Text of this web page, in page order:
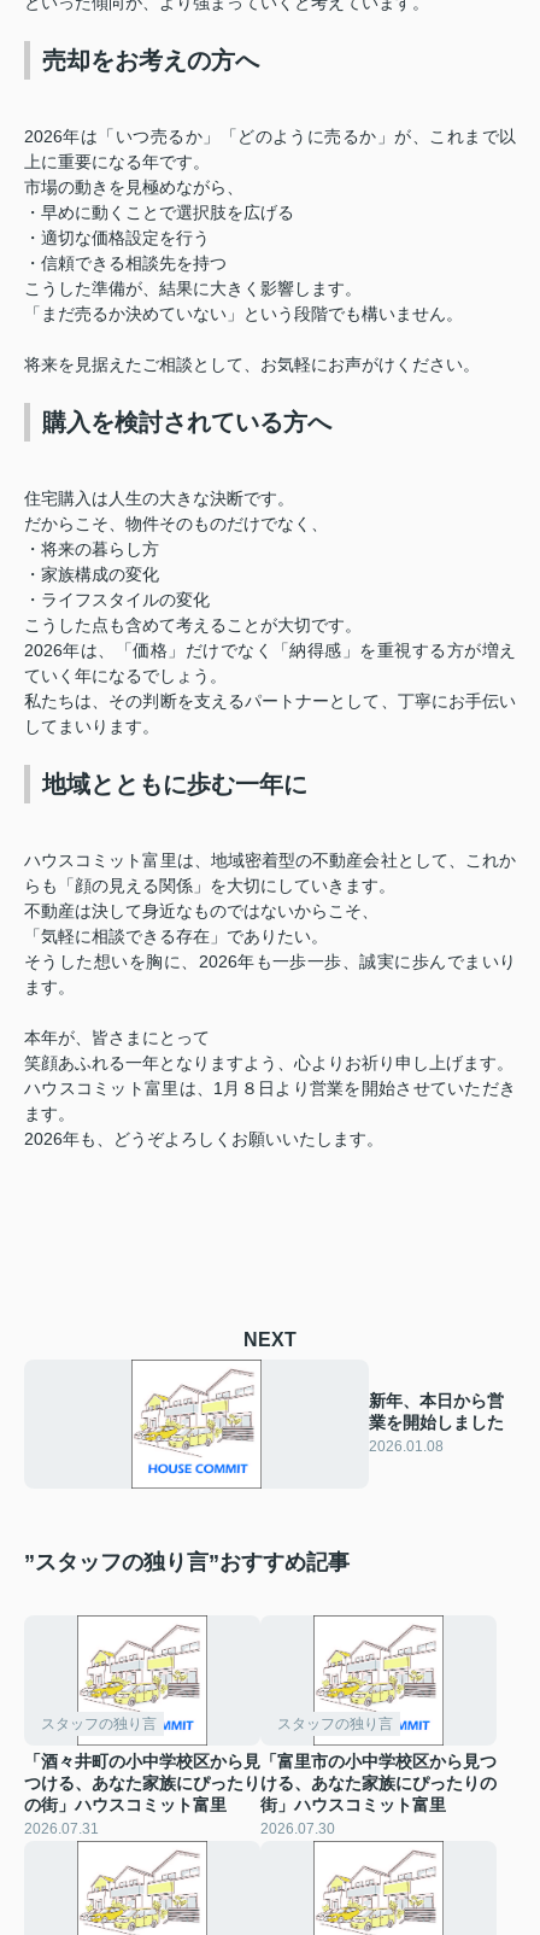
売却をお考えの方へ
2026年は「いつ売るか」「どのように売るか」が、これまで以
上に重要になる年です。
市場の動きを見極めながら、
・早めに動くことで選択肢を広げる
・適切な価格設定を行う
・信頼できる相談先を持つ
こうした準備が、結果に大きく影響します。
「まだ売るか決めていない」という段階でも構いません。
将来を見据えたご相談として、お気軽にお声がけください。
購入を検討されている方へ
住宅購入は人生の大きな決断です。
だからこそ、物件そのものだけでなく、
・将来の暮らし方
・家族構成の変化
・ライフスタイルの変化
こうした点も含めて考えることが大切です。
2026年は、「価格」だけでなく「納得感」を重視する方が増え
ていく年になるでしょう。
私たちは、その判断を支えるパートナーとして、丁寧にお手伝い
してまいります。
地域とともに歩む一年に
ハウスコミット富里は、地域密着型の不動産会社として、これか
らも「顔の見える関係」を大切にしていきます。
不動産は決して身近なものではないからこそ、
「気軽に相談できる存在」でありたい。
そうした想いを胸に、2026年も一歩一歩、誠実に歩んでまいり
ます。
本年が、皆さまにとって
笑顔あふれる一年となりますよう、心よりお祈り申し上げます。
ハウスコミット富里は、1月８日より営業を開始させていただき
ます。
2026年も、どうぞよろしくお願いいたします。
NEXT
新年、本日から営
業を開始しました
2026.01.08
”スタッフの独り言”おすすめ記事
スタッフの独り言
「酒々井町の小中学校区から見
つける、あなた家族にぴったり
の街」ハウスコミット富里
2026.07.31
スタッフの独り言
「富里市の小中学校区から見つ
ける、あなた家族にぴったりの
街」ハウスコミット富里
2026.07.30